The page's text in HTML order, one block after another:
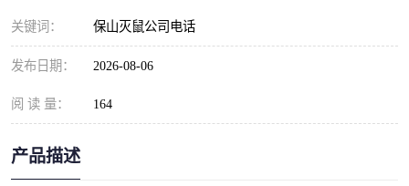
关键词： 保山灭鼠公司电话
发布日期： 2026-08-06
阅 读 量： 164
产品描述